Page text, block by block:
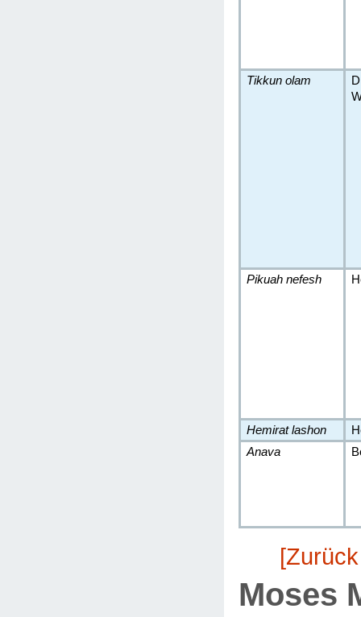
Tikkun olam
Pikuah nefesh
Hemirat lashon
Anava
Moses